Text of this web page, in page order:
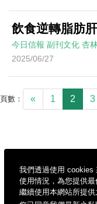
我們透過使用 cookies
使用情況，為您提供
繼續使用本網站所提
飲食逆轉脂肪肝
今日信報 副刊文化 杏
2025/06/27
頁數： « 1 2 3
信報財經新